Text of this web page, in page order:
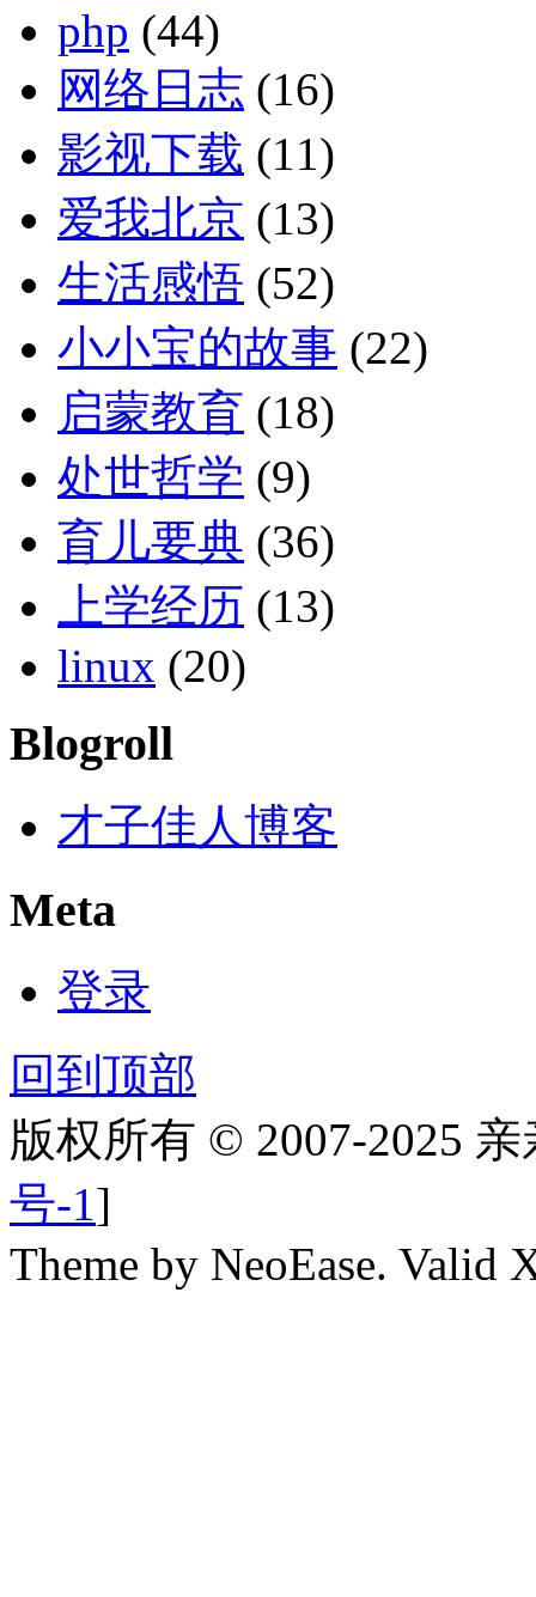
php (44)
网络日志 (16)
影视下载 (11)
爱我北京 (13)
生活感悟 (52)
小小宝的故事 (22)
启蒙教育 (18)
处世哲学 (9)
育儿要典 (36)
上学经历 (13)
linux (20)
Blogroll
才子佳人博客
Meta
登录
回到顶部
版权所有 © 2007-2025
号-1]
Theme by NeoEase. Valid